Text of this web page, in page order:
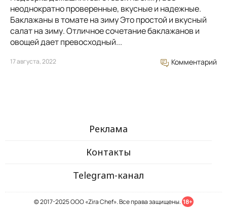
неоднократно проверенные, вкусные и надежные.
Баклажаны в томате на зиму Это простой и вкусный
салат на зиму. Отличное сочетание баклажанов и
овощей дает превосходный...
17 августа, 2022 Комментарий
Реклама
Контакты
Telegram-канал
© 2017-2025 ООО «Zira Chef». Все права защищены. 18+